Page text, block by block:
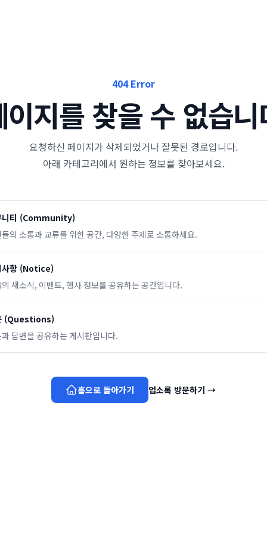
404 Error
이지를 찾을 수 없습
요청하신 페이지가 삭제되었거나 잘못된 경로입니다.
아래 카테고리에서 원하는 정보를 찾아보세요.
티 (Community)
의 소통과 교류를 위한 공간, 다양한 주제로 소통하세요.
항 (Notice)
의 새소식, 이벤트, 행사 정보를 공유하는 공간입니다.
(Questions)
답변을 공유하는 게시판입니다.
홈으로 돌아가기 업소록 방문하기 →